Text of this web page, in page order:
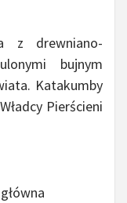
z drewniano-
bujnym
Katakumby
Pierścieni